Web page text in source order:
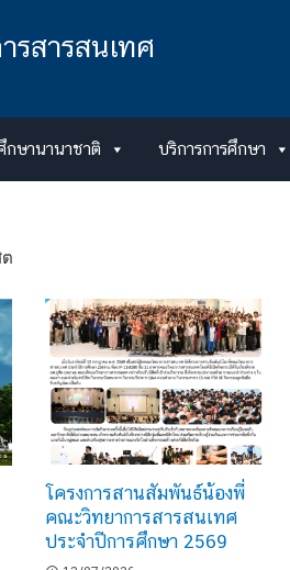
รสารสนเทศ
กษานานาชาติ บริการการศึกษา
โครงการสานสัมพันธ์น้องพี่
คณะวิทยาการสารสนเทศ
ประจำปีการศึกษา 2569